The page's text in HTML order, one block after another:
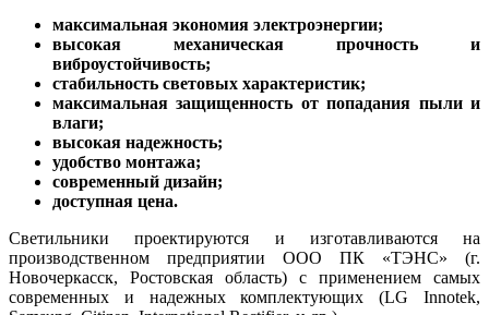
максимальная экономия электроэнергии;
высокая механическая прочность и
виброустойчивость;
стабильность световых характеристик;
максимальная защищенность от попадания пыли и
влаги;
высокая надежность;
удобство монтажа;
современный дизайн;
доступная цена.
Светильники проектируются и изготавливаются на
производственном предприятии ООО ПК «ТЭНС» (г.
Новочеркасск, Ростовская область) с применением самых
современных и надежных комплектующих (LG Innotek,